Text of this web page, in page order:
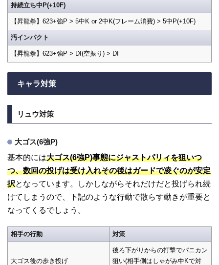
持続立ち中P(+10F)
【昇龍拳】623+強P > 5中K or 2中K(フレーム消費) > 5中P(+10F)
汚インパクト
【昇龍拳】623+強P > DI(空振り) > DI
キャラ対策
リュウ対策
大ゴス(6強P)
基本的には大ゴス(6強P)事態にジャストパリィを狙いつ
つ、数回の投げは受け入れその後はガードで凌ぐのが安定
択となっています。しかしながらそれだけだと投げられ続
けてしまうので、下記のような行動で散らす動きが重要と
なってくるでしょう。
相手の行動 対策
大ゴス後の歩き投げ
後ろ下がりからの打撃でパニカン
狙い(相手側はしゃがみ中Kで対